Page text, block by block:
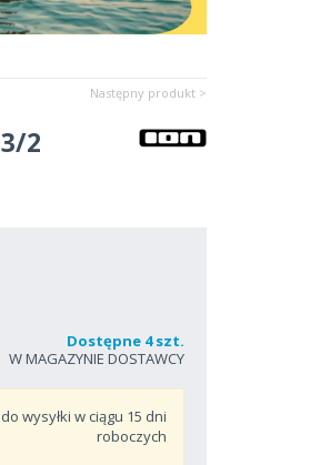
Następny produkt >
2
Dostępne 4 szt.
W MAGAZYNIE DOSTAWCY
wysyłki w ciągu 15 dni
roboczych